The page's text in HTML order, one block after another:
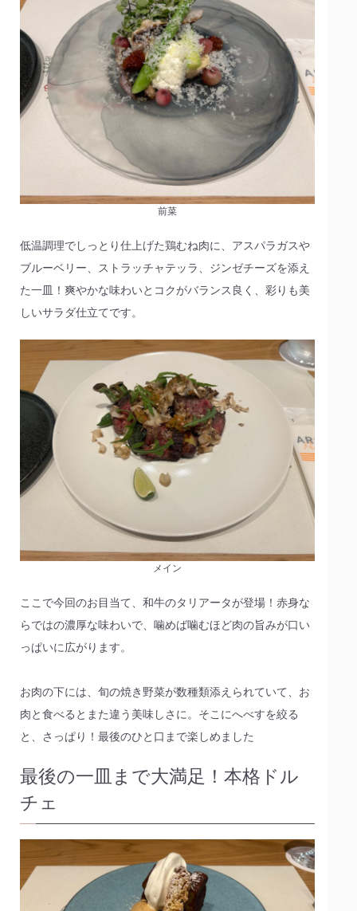
前菜
低温調理でしっとり仕上げた鶏むね肉に、アスパラガスや
ブルーベリー、ストラッチャテッラ、ジンゼチーズを添え
た一皿！爽やかな味わいとコクがバランス良く、彩りも美
しいサラダ仕立てです。
メイン
ここで今回のお目当て、和牛のタリアータが登場！赤身な
らではの濃厚な味わいで、噛めば噛むほど肉の旨みが口い
っぱいに広がります。
お肉の下には、旬の焼き野菜が数種類添えられていて、お
肉と食べるとまた違う美味しさに。そこにへべすを絞る
と、さっぱり！最後のひと口まで楽しめました
最後の一皿まで大満足！本格ドル
チェ